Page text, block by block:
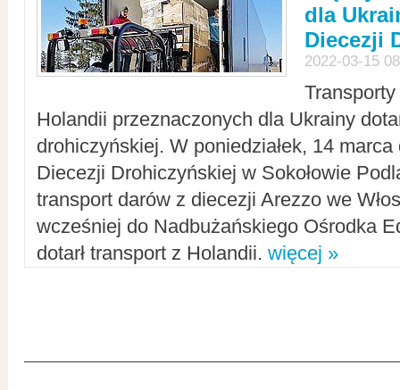
dla
Diecezji
2022-03-15
Holandii przeznaczonych dla Ukrainy
drohiczyńskiej. W poniedziałek, 14
Diecezji Drohiczyńskiej w Sokołowie
transport darów z diecezji Arezzo we
wcześniej do Nadbużańskiego Ośrodka
dotarł transport z Holandii. więcej »